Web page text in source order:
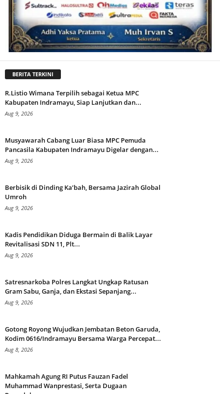
BERITA TERKINI
R.Listio Wimana Terpilih sebagai Ketua MPC
Kabupaten Indramayu, Siap Lanjutkan dan...
Aug 9, 2026
Musyawarah Cabang Luar Biasa MPC Pemuda
Pancasila Kabupaten Indramayu Digelar dengan...
Aug 9, 2026
Berbisik di Dinding Ka’bah, Bersama Jazirah Global
Umroh
Aug 9, 2026
Kadis Pendidikan Diduga Bermain di Balik Layar
Revitalisasi SDN 11, Plt...
Aug 9, 2026
Satresnarkoba Polres Langkat Ungkap Ratusan
Gram Sabu, Ganja, dan Ekstasi Sepanjang...
Aug 9, 2026
Gotong Royong Wujudkan Jembatan Beton Garuda,
Kodim 0616/Indramayu Bersama Warga Percepat...
Aug 8, 2026
Mahkamah Agung RI Putus Fauzan Fadel
Muhammad Wanprestasi, Serta Dugaan